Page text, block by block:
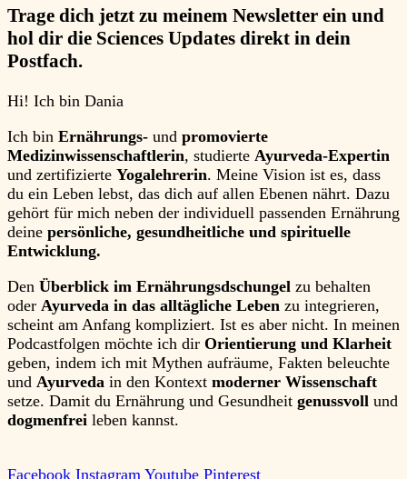
Trage dich jetzt zu meinem Newsletter ein und
hol dir die Sciences Updates direkt in dein
Postfach.
Hi! Ich bin Dania
Ich bin Ernährungs- und promovierte
Medizinwissenschaftlerin, studierte Ayurveda-Expertin
und zertifizierte Yogalehrerin. Meine Vision ist es, dass
du ein Leben lebst, das dich auf allen Ebenen nährt. Dazu
gehört für mich neben der individuell passenden Ernährung
deine persönliche, gesundheitliche und spirituelle
Entwicklung.
Den Überblick im Ernährungsdschungel zu behalten
oder Ayurveda in das alltägliche Leben zu integrieren,
scheint am Anfang kompliziert. Ist es aber nicht. In meinen
Podcastfolgen möchte ich dir Orientierung und Klarheit
geben, indem ich mit Mythen aufräume, Fakten beleuchte
und Ayurveda in den Kontext moderner Wissenschaft
setze. Damit du Ernährung und Gesundheit genussvoll und
dogmenfrei leben kannst.
Facebook Instagram Youtube Pinterest